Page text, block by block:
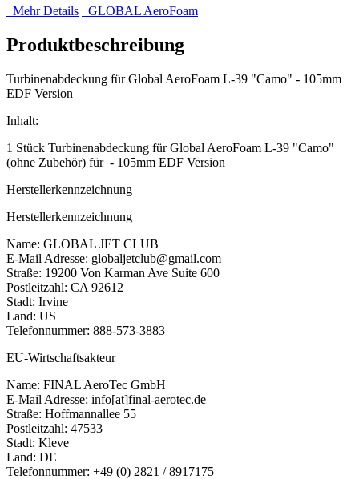
Mehr Details GLOBAL AeroFoam
Produktbeschreibung
Turbinenabdeckung für Global AeroFoam L-39 "Camo" - 105mm
EDF Version
Inhalt:
1 Stück Turbinenabdeckung für Global AeroFoam L-39 "Camo"
(ohne Zubehör) für - 105mm EDF Version
Herstellerkennzeichnung
Herstellerkennzeichnung
Name: GLOBAL JET CLUB
E-Mail Adresse: globaljetclub@gmail.com
Straße: 19200 Von Karman Ave Suite 600
Postleitzahl: CA 92612
Stadt: Irvine
Land: US
Telefonnummer: 888-573-3883
EU-Wirtschaftsakteur
Name: FINAL AeroTec GmbH
E-Mail Adresse: info[at]final-aerotec.de
Straße: Hoffmannallee 55
Postleitzahl: 47533
Stadt: Kleve
Land: DE
Telefonnummer: +49 (0) 2821 / 8917175